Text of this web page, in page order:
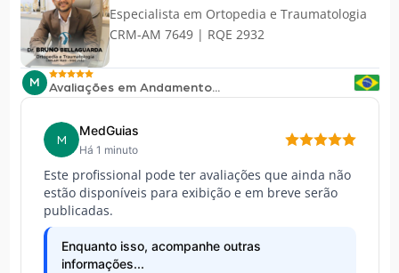
Especialista em Ortopedia e Traumatologia
CRM-AM 7649 | RQE 2932
M Avaliações em Andamento...
M
MedGuias
Há 1 minuto
Este profissional pode ter avaliações que ainda não
estão disponíveis para exibição e em breve serão
publicadas.
Enquanto isso, acompanhe outras
informações...